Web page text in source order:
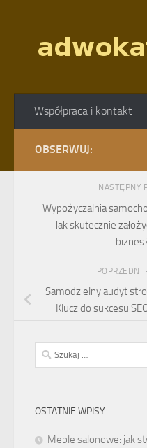
Współpraca i kontakt
OBSERWUJ:
NASTĘPNY
Wypożyczalnia
Jak skutecznie
POPRZEDNI
Samodzielny audyt
Klucz do sukcesu
Szukaj:
OSTATNIE WPISY
Meble salonowe: jak